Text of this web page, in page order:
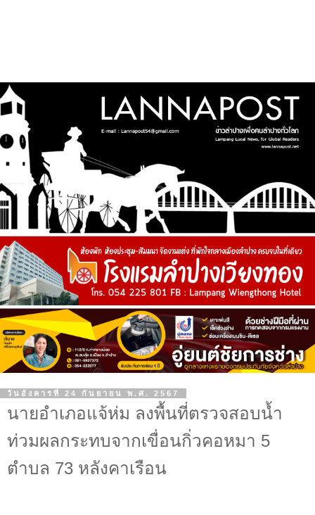
วันอังคารที่ 24 กันยายน พ.ศ. 2567
นายอำเภอแจ้ห่ม ลงพื้นที่ตรวจสอบน้ำ
ท่วมผลกระทบจากเขื่อนกิ่วคอหมา 5
ตำบล 73 หลังคาเรือน